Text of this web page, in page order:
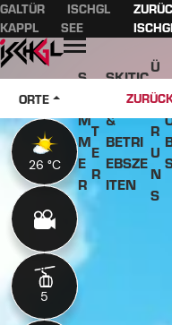
Hauptinhalt
Inhaltsverzeichnis
Hauptnavigation
Inhaltsverzeichnis
GALTÜR
ISCHGL
KAPPL
SEE
Öffnen
S
M
M
E
R
T
E
R
SKITIC
KETS
&
BETRI
EBSZE
ITEN
Ü
B
E
R
U
N
S
J
ORTE
26 °C
5
26 °C
5